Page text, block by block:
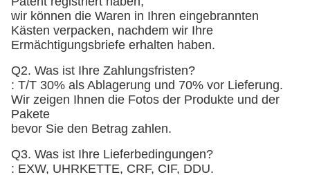
wir können die Waren in Ihren eingebrannten
Kästen verpacken, nachdem wir Ihre
Ermächtigungsbriefe erhalten haben.
Q2. Was ist Ihre Zahlungsfristen?
: T/T 30% als Ablagerung und 70% vor Lieferung.
Wir zeigen Ihnen die Fotos der Produkte und der
Pakete
bevor Sie den Betrag zahlen.
Q3. Was ist Ihre Lieferbedingungen?
: EXW, UHRKETTE, CRF, CIF, DDU.